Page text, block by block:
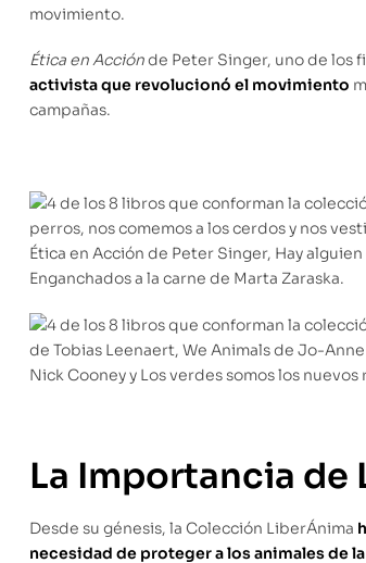
movimiento.
Ética en Acciónde Peter Singer, uno de los
activista que revolucionó el movimiento
campañas.
La Importancia de
Desde su génesis, la Colección LiberÁnima
necesidad de proteger a los animales de